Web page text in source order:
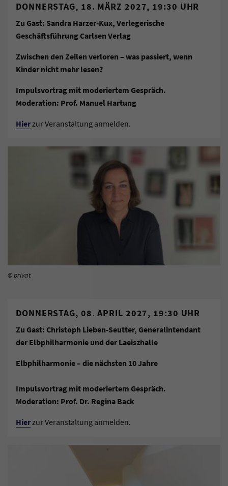
DONNERSTAG, 18. MÄRZ 2027, 19:30 UHR
Zu Gast: Sandra Harzer-Kux, Verlegerische
Geschäftsführung Carlsen Verlag
Zwischen den Zeilen verloren – was passiert, wenn
Kinder nicht mehr lesen?
Impulsvortrag mit moderiertem Gespräch.
Moderation: Prof. Manuel Hartung
Hierzur Veranstaltung anmelden.
© privat
DONNERSTAG, 08. APRIL 2027, 19:30 UHR
Zu Gast: Christoph Lieben-Seutter, Generalintendant
der Elbphilharmonie und der Laeiszhalle
Elbphilharmonie – die nächsten 10 Jahre
Impulsvortrag mit moderiertem Gespräch.
Moderation: Prof. Dr. Regina Back
Hierzur Veranstaltung anmelden.